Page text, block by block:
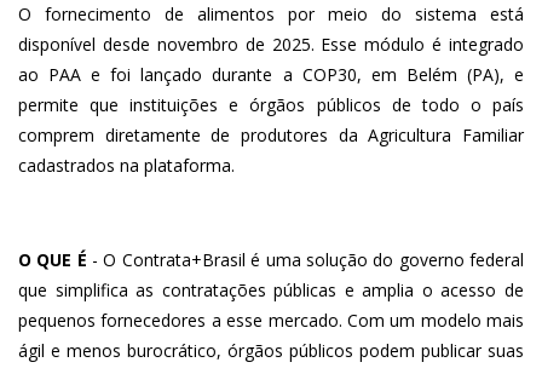
O fornecimento de alimentos por meio do sistema está
disponível desde novembro de 2025. Esse módulo é integrado
ao PAA e foi lançado durante a COP30, em Belém (PA), e
permite que instituições e órgãos públicos de todo o país
comprem diretamente de produtores da Agricultura Familiar
cadastrados na plataforma.
O QUE É - O Contrata+Brasil é uma solução do governo federal
que simplifica as contratações públicas e amplia o acesso de
pequenos fornecedores a esse mercado. Com um modelo mais
ágil e menos burocrático, órgãos públicos podem publicar suas